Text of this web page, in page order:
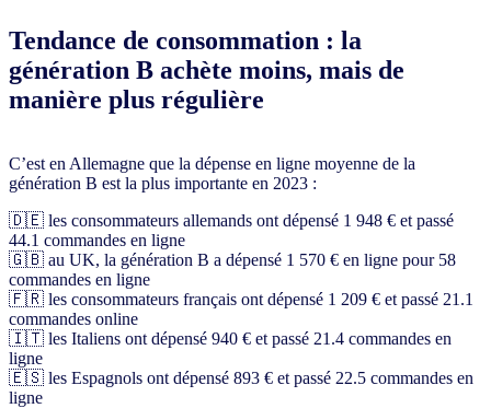
Tendance de consommation : la
génération B achète moins, mais de
manière plus régulière
C’est en Allemagne que la dépense en ligne moyenne de la
génération B est la plus importante en 2023 :
🇩🇪 les consommateurs allemands ont dépensé 1 948 € et passé
44.1 commandes en ligne
🇬🇧 au UK, la génération B a dépensé 1 570 € en ligne pour 58
commandes en ligne
🇫🇷 les consommateurs français ont dépensé 1 209 € et passé 21.1
commandes online
🇮🇹 les Italiens ont dépensé 940 € et passé 21.4 commandes en
ligne
🇪🇸 les Espagnols ont dépensé 893 € et passé 22.5 commandes en
ligne